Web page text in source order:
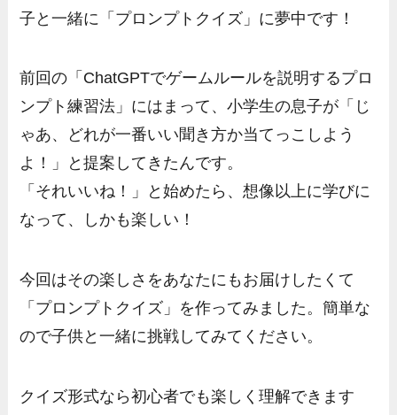
子と一緒に「プロンプトクイズ」に夢中です！
前回の「ChatGPTでゲームルールを説明するプロ
ンプト練習法」にはまって、小学生の息子が「じ
ゃあ、どれが一番いい聞き方か当てっこしよう
よ！」と提案してきたんです。
「それいいね！」と始めたら、想像以上に学びに
なって、しかも楽しい！
今回はその楽しさをあなたにもお届けしたくて
「プロンプトクイズ」を作ってみました。簡単な
ので子供と一緒に挑戦してみてください。
クイズ形式なら初心者でも楽しく理解できます